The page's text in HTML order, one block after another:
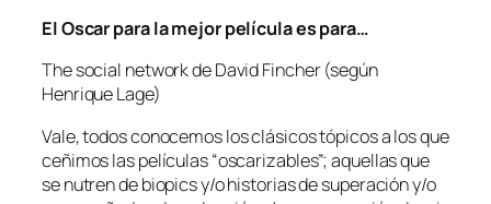
El Oscar pa­ra la me­jor pe­lí­cu­la es para…
The so­cial net­work de David Fincher(se­gún
Henrique Lage)
Vale, to­dos co­no­ce­mos los clá­si­cos tó­pi­cos a los que
ce­ñi­mos las pe­lí­cu­las “os­ca­ri­za­bles”; aque­llas que
se nu­tren de bio­pics y/o his­to­rias de su­pera­ción y/o